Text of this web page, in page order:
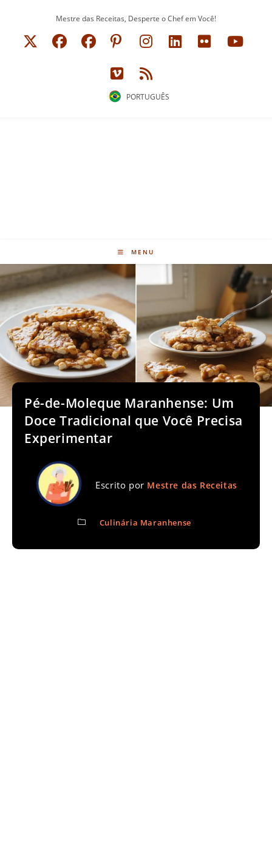
Mestre das Receitas, Desperte o Chef em Você!
PORTUGUÊS
MENU
Pé-de-Moleque Maranhense: Um
Doce Tradicional que Você Precisa
Experimentar
Escrito por Mestre das Receitas
Culinária Maranhense